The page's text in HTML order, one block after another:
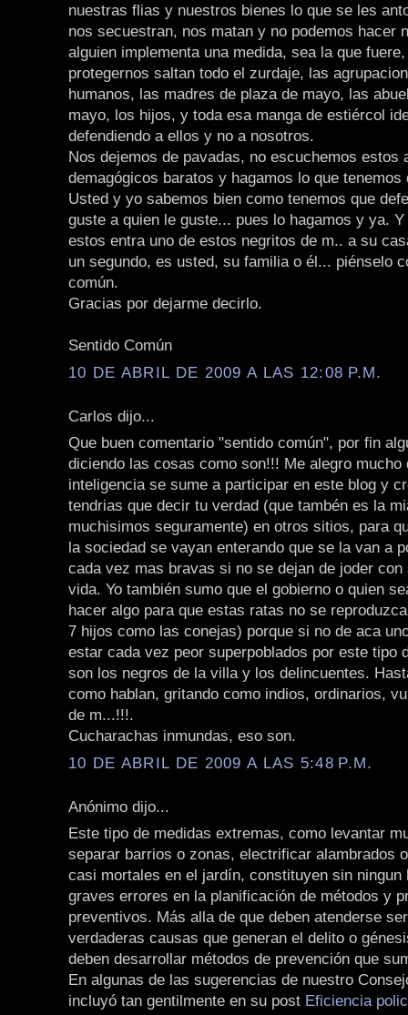
nuestras flias y nuestros bienes lo que se les
nos secuestran, nos matan y no podemos hacer
alguien implementa una medida, sea la que
protegernos saltan todo el zurdaje, las
humanos, las madres de plaza de mayo, las
mayo, los hijos, y toda esa manga de estiércol
defendiendo a ellos y no a nosotros.
Nos dejemos de pavadas, no escuchemos estos
demagógicos baratos y hagamos lo que tenemos
Usted y yo sabemos bien como tenemos que
guste a quien le guste... pues lo hagamos y ya.
estos entra uno de estos negritos de m.. a su
un segundo, es usted, su familia o él... piénselo
común.
Gracias por dejarme decirlo.
Sentido Común
10 DE ABRIL DE 2009 A LAS 12:08 P.M.
Carlos dijo...
Que buen comentario "sentido común", por fin
diciendo las cosas como son!!! Me alegro mucho
inteligencia se sume a participar en este blog y
tendrias que decir tu verdad (que tambén es la
muchisimos seguramente) en otros sitios, para
la sociedad se vayan enterando que se la van a
cada vez mas bravas si no se dejan de joder con
vida. Yo también sumo que el gobierno o quien
hacer algo para que estas ratas no se
7 hijos como las conejas) porque si no de aca
estar cada vez peor superpoblados por este tipo
son los negros de la villa y los delincuentes.
como hablan, gritando como indios, ordinarios,
de m...!!!.
Cucharachas inmundas, eso son.
10 DE ABRIL DE 2009 A LAS 5:48 P.M.
Anónimo dijo...
Este tipo de medidas extremas, como levantar
separar barrios o zonas, electrificar alambrados
casi mortales en el jardín, constituyen sin ningun
graves errores en la planificación de métodos y
preventivos. Más alla de que deben atenderse
verdaderas causas que generan el delito o
deben desarrollar métodos de prevención que
En algunas de las sugerencias de nuestro
incluyó tan gentilmente en su post Eficiencia